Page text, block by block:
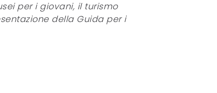
per i giovani, il turismo
della Guida per i